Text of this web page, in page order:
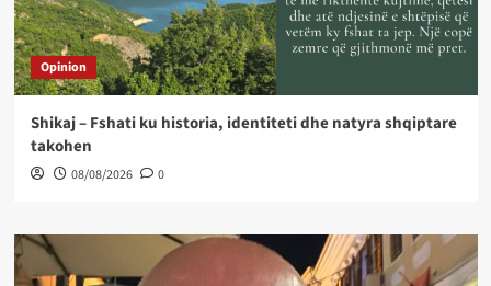
Opinion
Shikaj – Fshati ku historia, identiteti dhe natyra shqiptare
takohen
08/08/2026 0